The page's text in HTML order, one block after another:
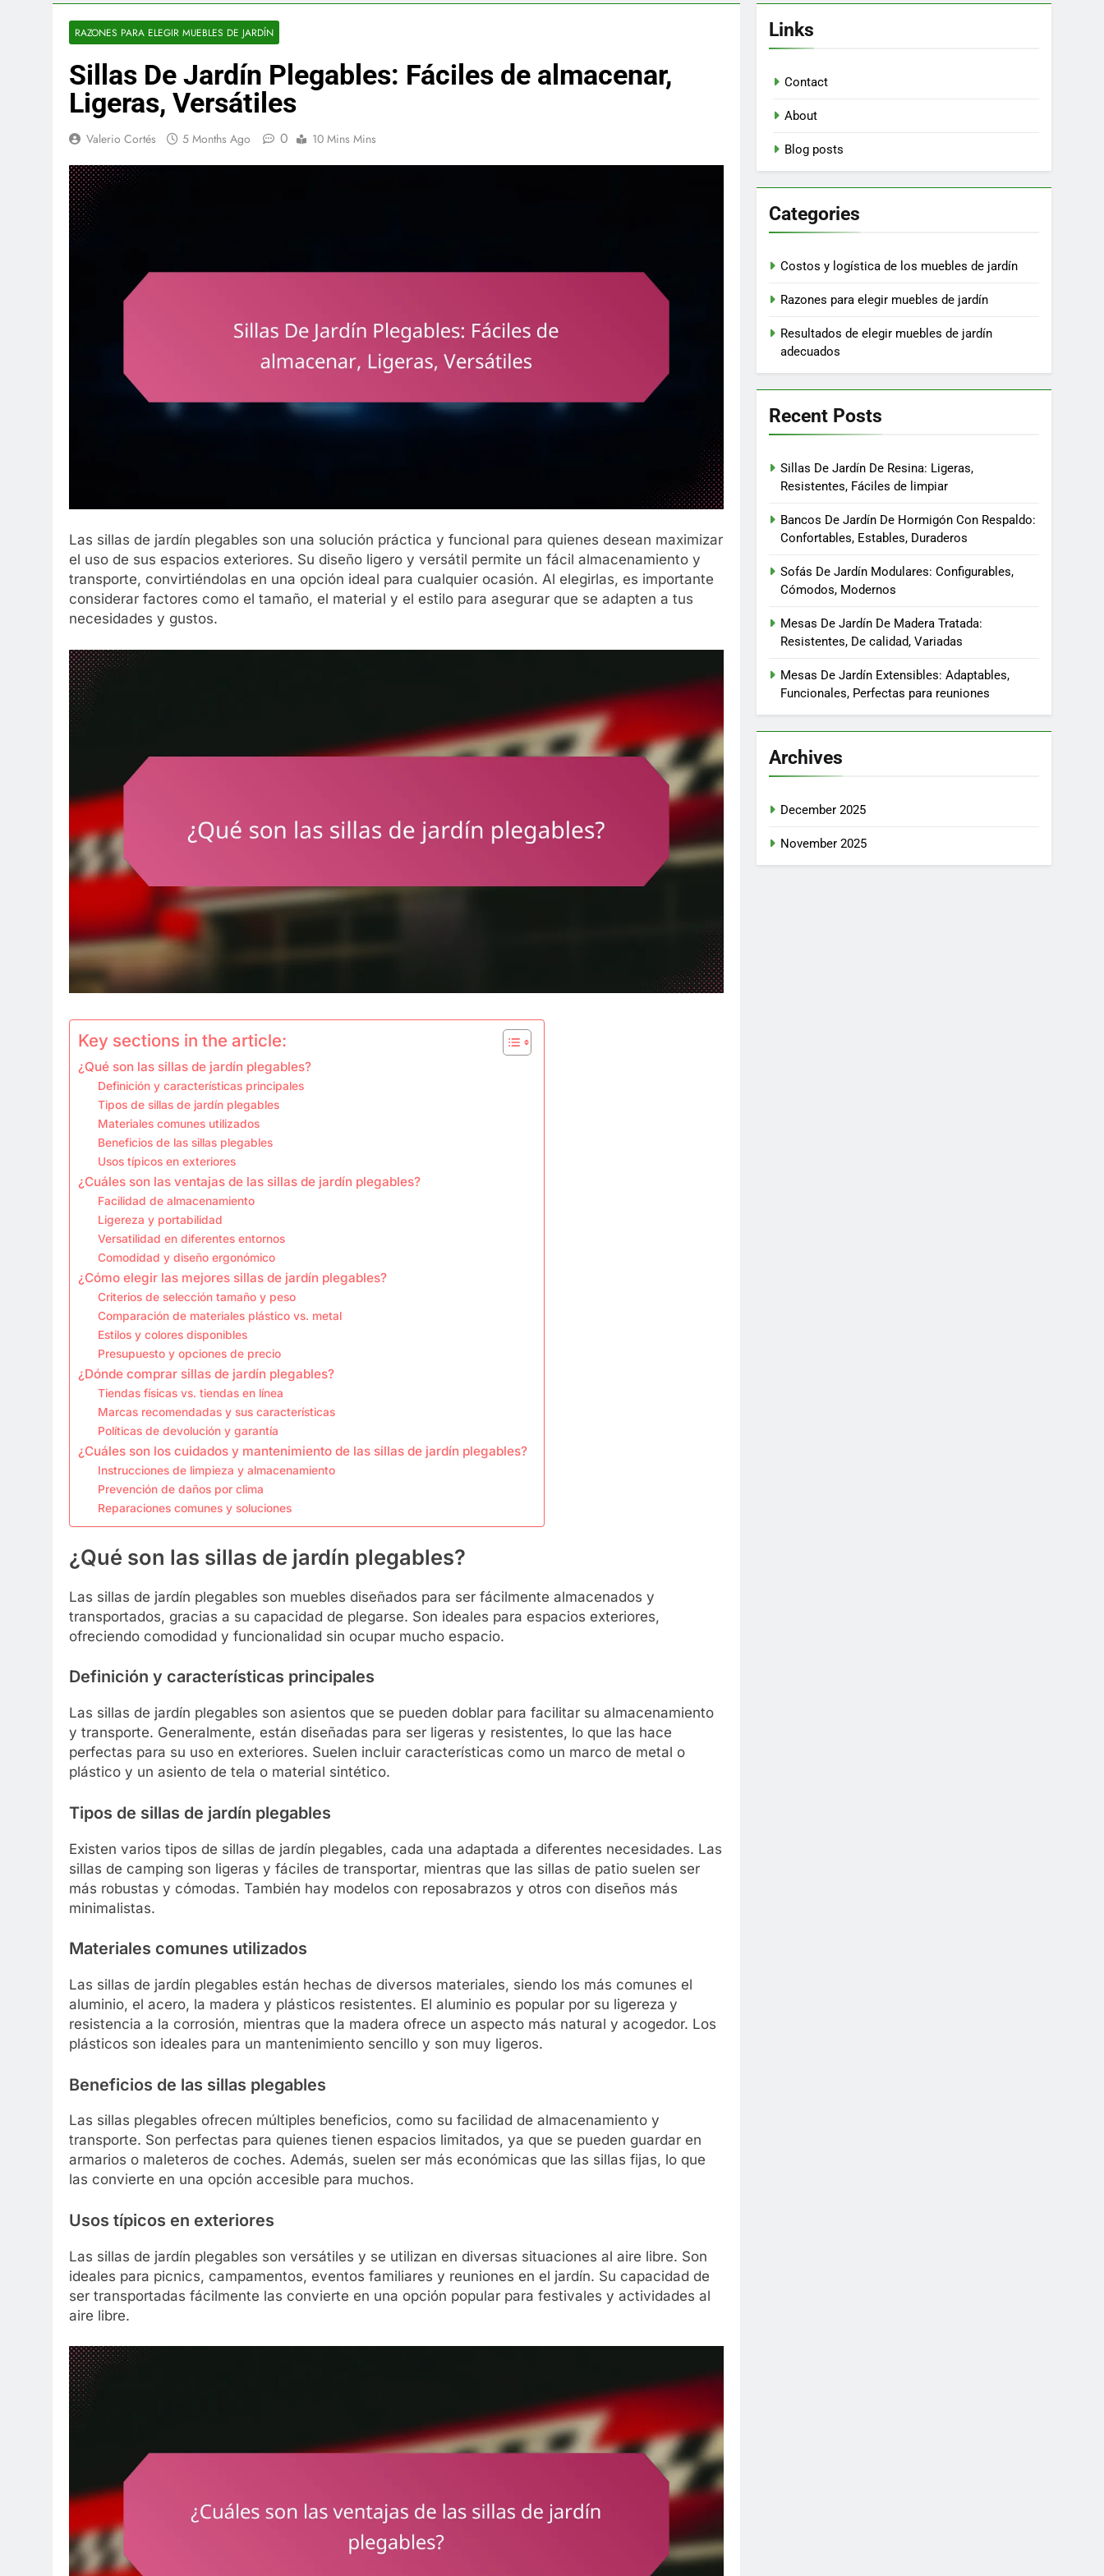
RAZONES PARA ELEGIR MUEBLES DE JARDÍN
Sillas De Jardín Plegables: Fáciles de almacenar,
Ligeras, Versátiles
Valerio Cortés 5 Months Ago 0 10 Mins Mins
Las sillas de jardín plegables son una solución práctica y funcional para quienes desean maximizar
el uso de sus espacios exteriores. Su diseño ligero y versátil permite un fácil almacenamiento y
transporte, convirtiéndolas en una opción ideal para cualquier ocasión. Al elegirlas, es importante
considerar factores como el tamaño, el material y el estilo para asegurar que se adapten a tus
necesidades y gustos.
Key sections in the article:
¿Qué son las sillas de jardín plegables?
Definición y características principales
Tipos de sillas de jardín plegables
Materiales comunes utilizados
Beneficios de las sillas plegables
Usos típicos en exteriores
¿Cuáles son las ventajas de las sillas de jardín plegables?
Facilidad de almacenamiento
Ligereza y portabilidad
Versatilidad en diferentes entornos
Comodidad y diseño ergonómico
¿Cómo elegir las mejores sillas de jardín plegables?
Criterios de selección tamaño y peso
Comparación de materiales plástico vs. metal
Estilos y colores disponibles
Presupuesto y opciones de precio
¿Dónde comprar sillas de jardín plegables?
Tiendas físicas vs. tiendas en línea
Marcas recomendadas y sus características
Políticas de devolución y garantía
¿Cuáles son los cuidados y mantenimiento de las sillas de jardín plegables?
Instrucciones de limpieza y almacenamiento
Prevención de daños por clima
Reparaciones comunes y soluciones
¿Qué son las sillas de jardín plegables?
Las sillas de jardín plegables son muebles diseñados para ser fácilmente almacenados y
transportados, gracias a su capacidad de plegarse. Son ideales para espacios exteriores,
ofreciendo comodidad y funcionalidad sin ocupar mucho espacio.
Definición y características principales
Las sillas de jardín plegables son asientos que se pueden doblar para facilitar su almacenamiento
y transporte. Generalmente, están diseñadas para ser ligeras y resistentes, lo que las hace
perfectas para su uso en exteriores. Suelen incluir características como un marco de metal o
plástico y un asiento de tela o material sintético.
Tipos de sillas de jardín plegables
Existen varios tipos de sillas de jardín plegables, cada una adaptada a diferentes necesidades. Las
sillas de camping son ligeras y fáciles de transportar, mientras que las sillas de patio suelen ser
más robustas y cómodas. También hay modelos con reposabrazos y otros con diseños más
minimalistas.
Materiales comunes utilizados
Las sillas de jardín plegables están hechas de diversos materiales, siendo los más comunes el
aluminio, el acero, la madera y plásticos resistentes. El aluminio es popular por su ligereza y
resistencia a la corrosión, mientras que la madera ofrece un aspecto más natural y acogedor. Los
plásticos son ideales para un mantenimiento sencillo y son muy ligeros.
Beneficios de las sillas plegables
Las sillas plegables ofrecen múltiples beneficios, como su facilidad de almacenamiento y
transporte. Son perfectas para quienes tienen espacios limitados, ya que se pueden guardar en
armarios o maleteros de coches. Además, suelen ser más económicas que las sillas fijas, lo que
las convierte en una opción accesible para muchos.
Usos típicos en exteriores
Las sillas de jardín plegables son versátiles y se utilizan en diversas situaciones al aire libre. Son
ideales para picnics, campamentos, eventos familiares y reuniones en el jardín. Su capacidad de
ser transportadas fácilmente las convierte en una opción popular para festivales y actividades al
aire libre.
Links
Contact
About
Blog posts
Categories
Costos y logística de los muebles de jardín
Razones para elegir muebles de jardín
Resultados de elegir muebles de jardín
adecuados
Recent Posts
Sillas De Jardín De Resina: Ligeras,
Resistentes, Fáciles de limpiar
Bancos De Jardín De Hormigón Con Respaldo:
Confortables, Estables, Duraderos
Sofás De Jardín Modulares: Configurables,
Cómodos, Modernos
Mesas De Jardín De Madera Tratada:
Resistentes, De calidad, Variadas
Mesas De Jardín Extensibles: Adaptables,
Funcionales, Perfectas para reuniones
Archives
December 2025
November 2025